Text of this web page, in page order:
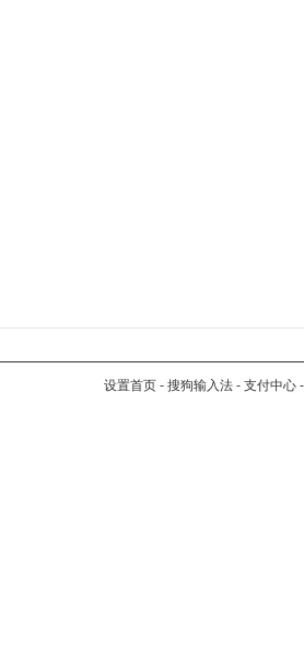
设置首页 - 搜狗输入法 - 支付中心 -